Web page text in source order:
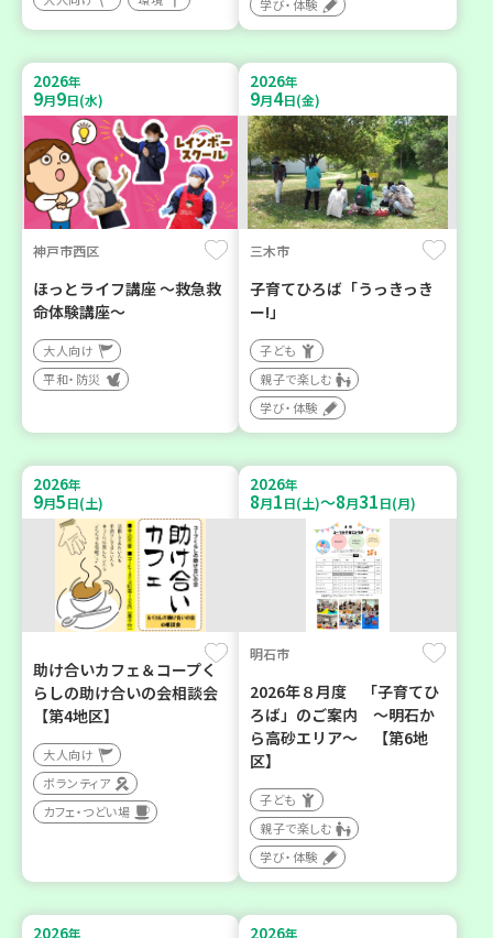
学び・体験
2026年
9月9日(水)
神戸市西区
ほっとライフ講座 ～救急救
命体験講座～
大人向け
平和・防災
2026年
9月4日(金)
三木市
子育てひろば「うっきっき
ー!」
子ども
親子で楽しむ
学び・体験
2026年
9月5日(土)
助け合いカフェ＆コープく
らしの助け合いの会相談会
【第4地区】
大人向け
ボランティア
カフェ・つどい場
2026年
8月1日(土)～8月31日(月)
明石市
2026年８月度 「子育てひ
ろば」のご案内 ～明石か
ら高砂エリア～ 【第6地
区】
子ども
親子で楽しむ
学び・体験
2026年 2026年